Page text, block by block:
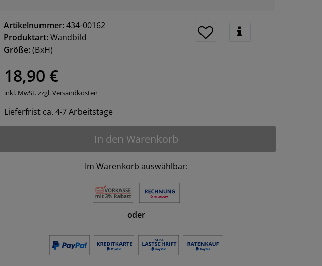
Artikelnummer:434-00162
Produktart:Wandbild
Größe:(BxH)
18,90 €
inkl. MwSt. zzgl. Versandkosten
Lieferfrist ca. 4-7 Arbeitstage
In den Warenkorb
Im Warenkorb auswählbar:
oder